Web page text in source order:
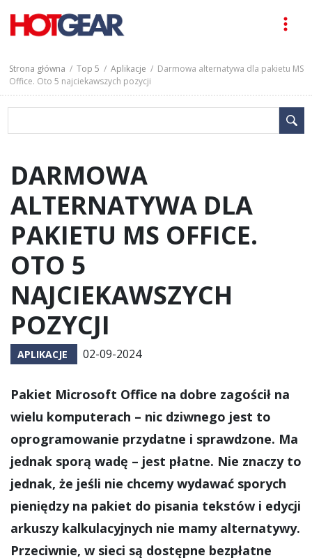
Strona główna /Top 5 /Aplikacje / Darmowa alternatywa dla pakietu MS
Office. Oto 5 najciekawszych pozycji
DARMOWA
ALTERNATYWA DLA
PAKIETU MS OFFICE.
OTO 5
NAJCIEKAWSZYCH
POZYCJI
APLIKACJE 02-09-2024
Pakiet Microsoft Office na dobre zagościł na
wielu komputerach – nic dziwnego jest to
oprogramowanie przydatne i sprawdzone. Ma
jednak sporą wadę – jest płatne. Nie znaczy to
jednak, że jeśli nie chcemy wydawać sporych
pieniędzy na pakiet do pisania tekstów i edycji
arkuszy kalkulacyjnych nie mamy alternatywy.
Przeciwnie, w sieci są dostępne bezpłatne